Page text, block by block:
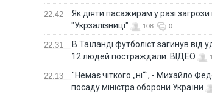
22:42
Як діяти пасажирам у разі
"Укрзалізниці"
108 0
22:31
В Таїланді футболіст загинув від
12 людей постраждали. ВІДЕО
22:13
"Немає чіткого „ні“", - Михайло
посаду міністра оборони України